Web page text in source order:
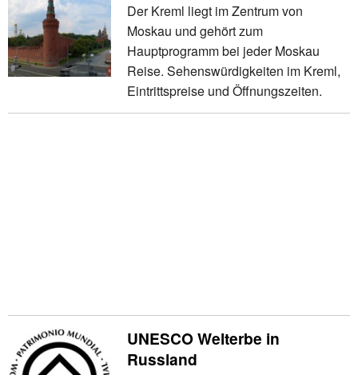
Der Kreml liegt im Zentrum von
Moskau und gehört zum
Hauptprogramm bei jeder Moskau
Reise. Sehenswürdigkeiten im Kreml,
Eintrittspreise und Öffnungszeiten.
UNESCO Welterbe in
Russland